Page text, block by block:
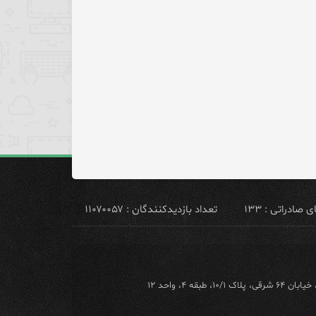
: ۱۳۳ تعداد بازدیدکنندگان : ۱۱۰۷۰۰۵۷
۴، واحد ۱۲